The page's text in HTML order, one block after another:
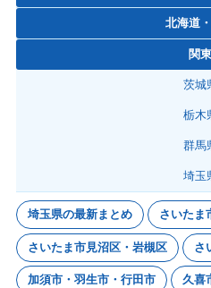
北海道
関東
茨城
栃木
群馬
埼玉
埼玉県の最新まとめ さいたま
さいたま市見沼区・岩槻区 さ
加須市・羽生市・行田市 久喜